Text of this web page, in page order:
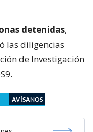
detenidas,
las diligencias
de Investigación
AVÍSANOS